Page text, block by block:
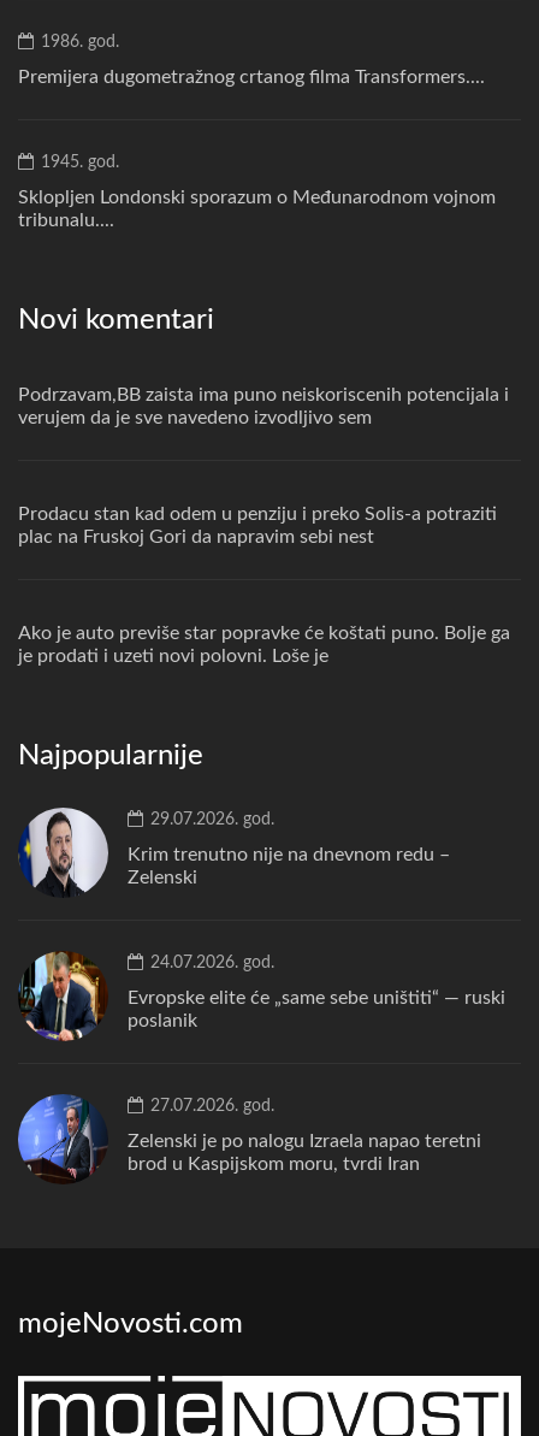
1986. god.
Premijera dugometražnog crtanog filma Transformers....
1945. god.
Sklopljen Londonski sporazum o Međunarodnom vojnom
tribunalu....
Novi komentari
Podrzavam,BB zaista ima puno neiskoriscenih potencijala i
verujem da je sve navedeno izvodljivo sem
Prodacu stan kad odem u penziju i preko Solis-a potraziti
plac na Fruskoj Gori da napravim sebi nest
Ako je auto previše star popravke će koštati puno. Bolje ga
je prodati i uzeti novi polovni. Loše je
Najpopularnije
29.07.2026. god.
Krim trenutno nije na dnevnom redu –
Zelenski
24.07.2026. god.
Evropske elite će „same sebe uništiti“ — ruski
poslanik
27.07.2026. god.
Zelenski je po nalogu Izraela napao teretni
brod u Kaspijskom moru, tvrdi Iran
mojeNovosti.com